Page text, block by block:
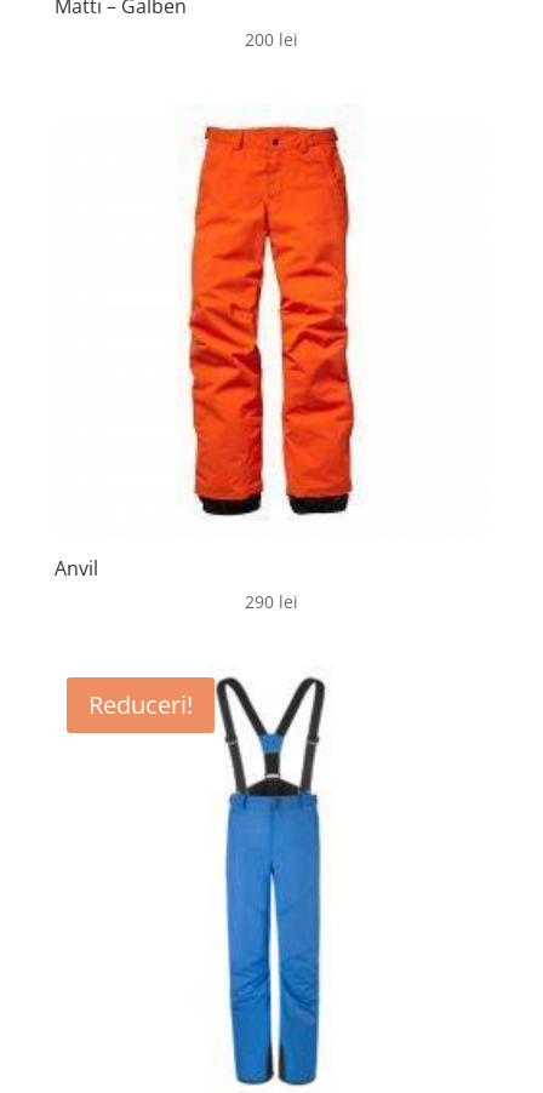
Matti – Galben
200 lei
Anvil
290 lei
Reduceri!